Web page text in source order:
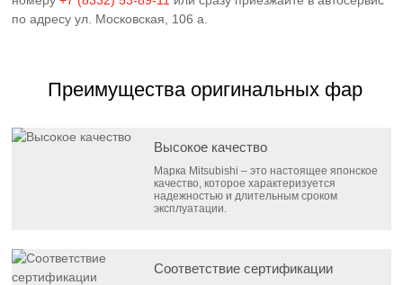
по адресу ул. Московская, 106 а.
Преимущества оригинальных фар
Высокое качество
Марка Mitsubishi – это настоящее японское
качество, которое характеризуется
надежностью и длительным сроком
эксплуатации.
Соответствие сертификации